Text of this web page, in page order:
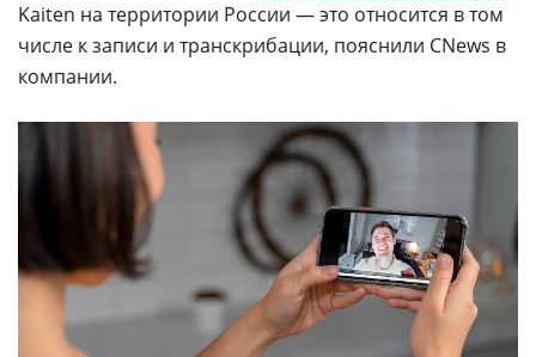
Kaiten на территории России — это относится в том
числе к записи и транскрибации, пояснили CNews в
компании.